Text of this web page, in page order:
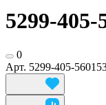
5299-
0
Арт. 5299-405-